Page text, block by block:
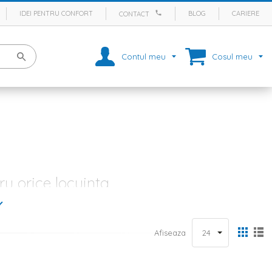
IDEI PENTRU CONFORT CONTACT BLOG CARIERE
Contul meu Cosul meu
orice locuinta
pentru orice familie. Acest spatiu este considerat si inima
preparate, dar mai ales pentru a depana amintiri. Stim cat de
inspiratie pentru orice tip de amenajare. Daca ai ales
mobila
atat ca stil, cat si ca si cromatica, dar si un covor de bucatarie cat
Afiseaza